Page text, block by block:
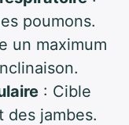
poumons.
un maximum
: Cible
des jambes.